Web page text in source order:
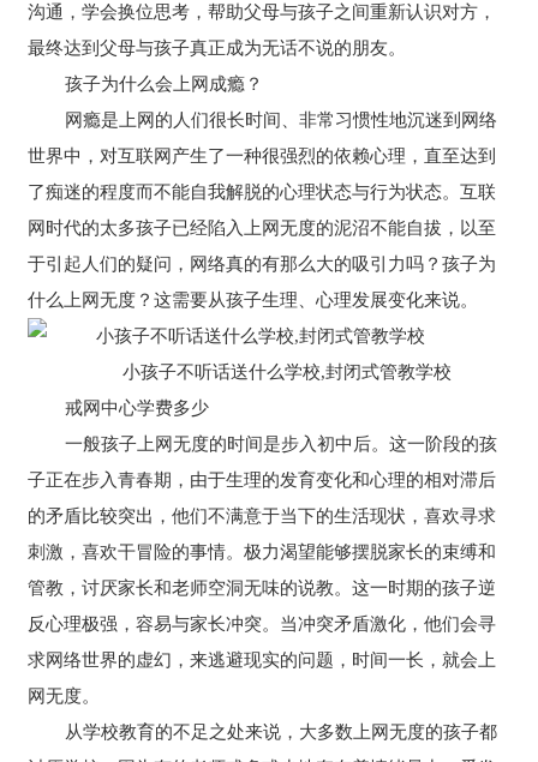
沟通，学会换位思考，帮助父母与孩子之间重新认识对方，
最终达到父母与孩子真正成为无话不说的朋友。
孩子为什么会上网成瘾？
网瘾是上网的人们很长时间、非常习惯性地沉迷到网络
世界中，对互联网产生了一种很强烈的依赖心理，直至达到
了痴迷的程度而不能自我解脱的心理状态与行为状态。互联
网时代的太多孩子已经陷入上网无度的泥沼不能自拔，以至
于引起人们的疑问，网络真的有那么大的吸引力吗？孩子为
什么上网无度？这需要从孩子生理、心理发展变化来说。
小孩子不听话送什么学校,封闭式管教学校
戒网中心学费多少
一般孩子上网无度的时间是步入初中后。这一阶段的孩
子正在步入青春期，由于生理的发育变化和心理的相对滞后
的矛盾比较突出，他们不满意于当下的生活现状，喜欢寻求
刺激，喜欢干冒险的事情。极力渴望能够摆脱家长的束缚和
管教，讨厌家长和老师空洞无味的说教。这一时期的孩子逆
反心理极强，容易与家长冲突。当冲突矛盾激化，他们会寻
求网络世界的虚幻，来逃避现实的问题，时间一长，就会上
网无度。
从学校教育的不足之处来说，大多数上网无度的孩子都